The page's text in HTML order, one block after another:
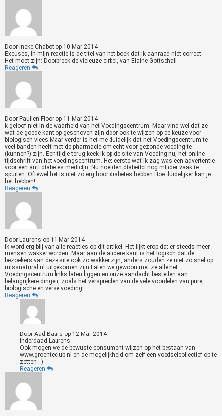
Door Ineke Chabot op 10 Mar 2014
Excuses, In mijn reactie is de titel van het boek dat ik aanraad niet correct.
Het moet zijn: Doorbreek de vicieuze cirkel, van Elaine Gottschall
Reageren
Door Paulien Floor op 11 Mar 2014
k geloof niet in de waarheid van het Voedingscentrum. Maar vind wel dat ze
wat de goede kant op geschoven zijn door ook te wijzen op de keuze voor
biologisch vlees.Maar verder is het me duidelijk dat het Voedingscentrum te
veel banden heeft met de pharmacie om echt voor gezonde voeding te
(kunnen?) zijn. Een tijdje terug keek ik op de site van Voeding nu, het online
tijdschrift van het voedingscentrum. Het eerste wat ik zag was een advertentie
voor een anti diabetes medicijn. Nu hoefden diabetici nog minder vaak te
spuiten. Oftewel het is niet zo erg hoor diabetes hebben.Hoe duidelijker kan je
het hebben!
Reageren
Door Laurens op 11 Mar 2014
Ik word erg blij van alle reacties op dit artikel. Het lijkt erop dat er steeds meer
mensen wakker worden. Maar aan de andere kant is het logisch dat de
bezoekers van deze site ook zo wakker zijn, anders zouden ze niet zo snel op
missnatural.nl uitgekomen zijn.Laten we gewoon met ze alle het
Voedingscentrum links laten liggen en onze aandacht besteden aan
belangrijkere dingen, zoals het verspreiden van de vele voordelen van pure,
biologische en verse voeding!
Reageren
Door Aad Baars op 12 Mar 2014
Inderdaad Laurens.
Ook mogen we de bewuste consument wijzen op het bestaan van
www.groenteclub.nl en de mogelijkheid om zelf een voedselcollectief op te
zetten :-)
Reageren